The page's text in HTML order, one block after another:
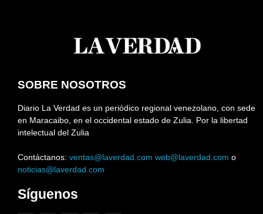
SOBRE NOSOTROS
Diario La Verdad es un periódico regional venezolano, con sede
en Maracaibo, en el occidental estado de Zulia. Por la libertad
intelectual del Zulia
Contáctanos: ventas@laverdad.com web@laverdad.com o
noticias@laverdad.com
Síguenos